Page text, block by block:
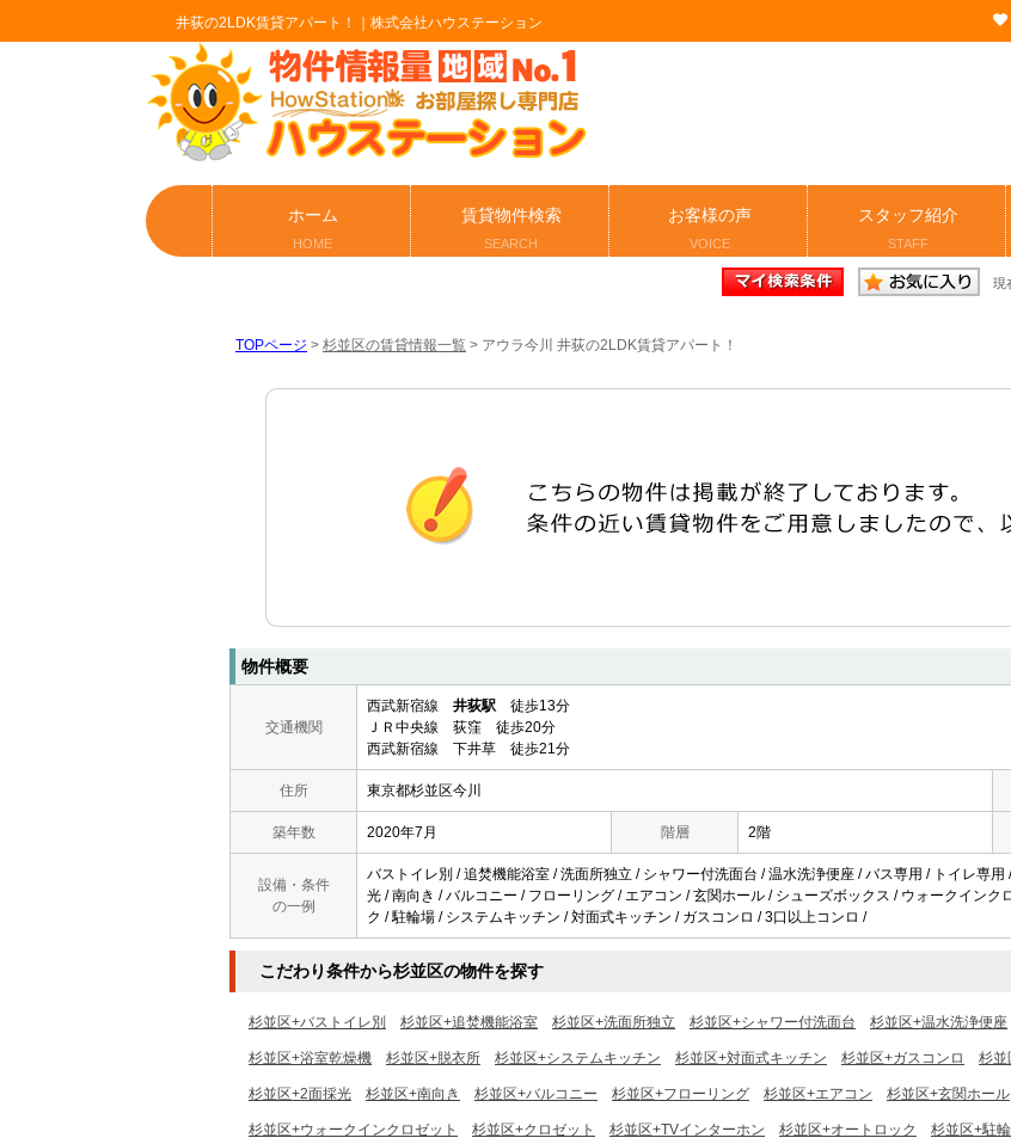
井荻の2LDK賃貸アパート！｜株式会社ハウステーション
ホーム
HOME
賃貸物件検索
SEARCH
お客様の声
VOICE
スタッフ紹介
STAFF
現
TOPページ > 杉並区の賃貸情報一覧 > アウラ今川 井荻の2LDK賃貸アパート！
物件概要
交通機関
西武新宿線 井荻駅 徒歩13分
ＪＲ中央線 荻窪 徒歩20分
西武新宿線 下井草 徒歩21分
住所 東京都杉並区今川
築年数 2020年7月 階層 2階
設備・条件
の一例
バストイレ別 / 追焚機能浴室 / 洗面所独立 / シャワー付洗面台 / 温水洗浄便座 / バス専用 / トイレ専
光 / 南向き / バルコニー / フローリング / エアコン / 玄関ホール / シューズボックス / ウォークインク
ク / 駐輪場 / システムキッチン / 対面式キッチン / ガスコンロ / 3口以上コンロ /
こだわり条件から杉並区の物件を探す
杉並区+バストイレ別 杉並区+追焚機能浴室 杉並区+洗面所独立 杉並区+シャワー付洗面台 杉並区+温水洗浄便座
杉並区+浴室乾燥機 杉並区+脱衣所 杉並区+システムキッチン 杉並区+対面式キッチン 杉並区+ガスコンロ 杉並
杉並区+2面採光 杉並区+南向き 杉並区+バルコニー 杉並区+フローリング 杉並区+エアコン 杉並区+玄関ホール
杉並区+ウォークインクロゼット 杉並区+クロゼット 杉並区+TVインターホン 杉並区+オートロック 杉並区+駐